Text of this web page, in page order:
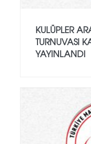
KULÜPLER
TURNUVASI
YAYINLANDI